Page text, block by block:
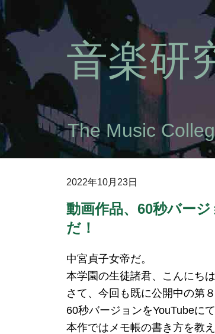
音楽研
The Music
2022年10月23日
動画作品、60秒バー
だ！
中宮貞子女帝だ。
本学園の生徒諸君、こんにち
さて、今回も既に公開中の第８
60秒バージョンをYouTubeにて
本作ではメモ帳の書き方を教え